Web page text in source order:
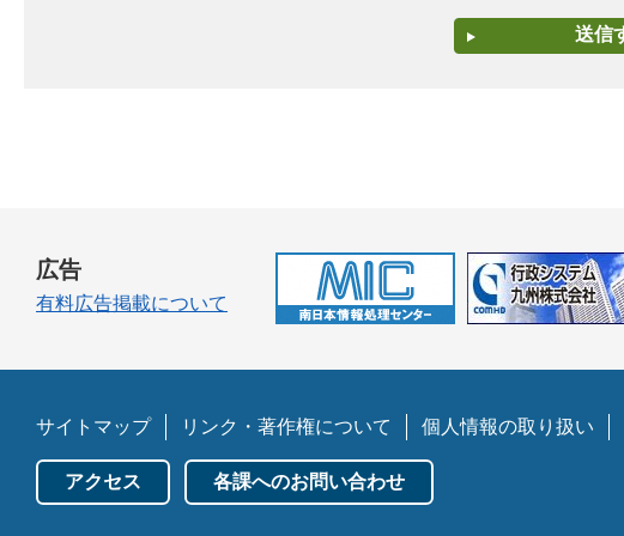
広告
有料広告掲載について
サイトマップ リンク・著作権について 個人情報の取り扱い
アクセス 各課へのお問い合わせ